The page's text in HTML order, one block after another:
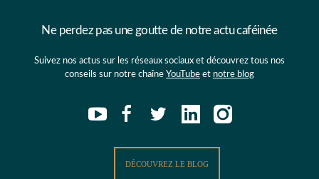
Ne perdez pas une goutte de notre actu caféinée
Suivez nos actus sur les réseaux sociaux et découvrez tous nos
conseils sur notre chaîne YouTube et notre blog
DÉCOUVREZ LE BLOG